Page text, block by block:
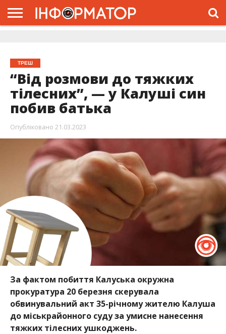
ТРЕШ
“Від розмови до тяжких
тілесних”, — у Калуші син
побив батька
Опубліковано 21.03.2023
За фактом побиття Калуська окружна
прокуратура 20 березня скерувала
обвинувальний акт 35-річному жителю Калуша
до міськрайонного суду за умисне нанесення
тяжких тілесних ушкоджень.